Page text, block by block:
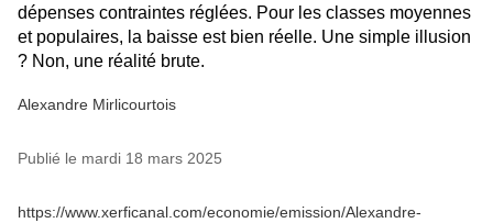
dépenses contraintes réglées. Pour les classes moyennes
et populaires, la baisse est bien réelle. Une simple illusion
? Non, une réalité brute.
Alexandre Mirlicourtois
Publié le mardi 18 mars 2025
https://www.xerficanal.com/economie/emission/Alexandre-